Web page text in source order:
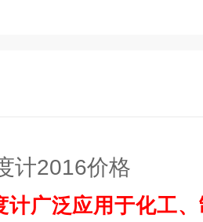
计2016价格
计广泛应用于化工